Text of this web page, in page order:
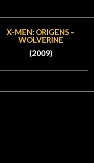
X-MEN: ORIGENS –
WOLVERINE
(2009)